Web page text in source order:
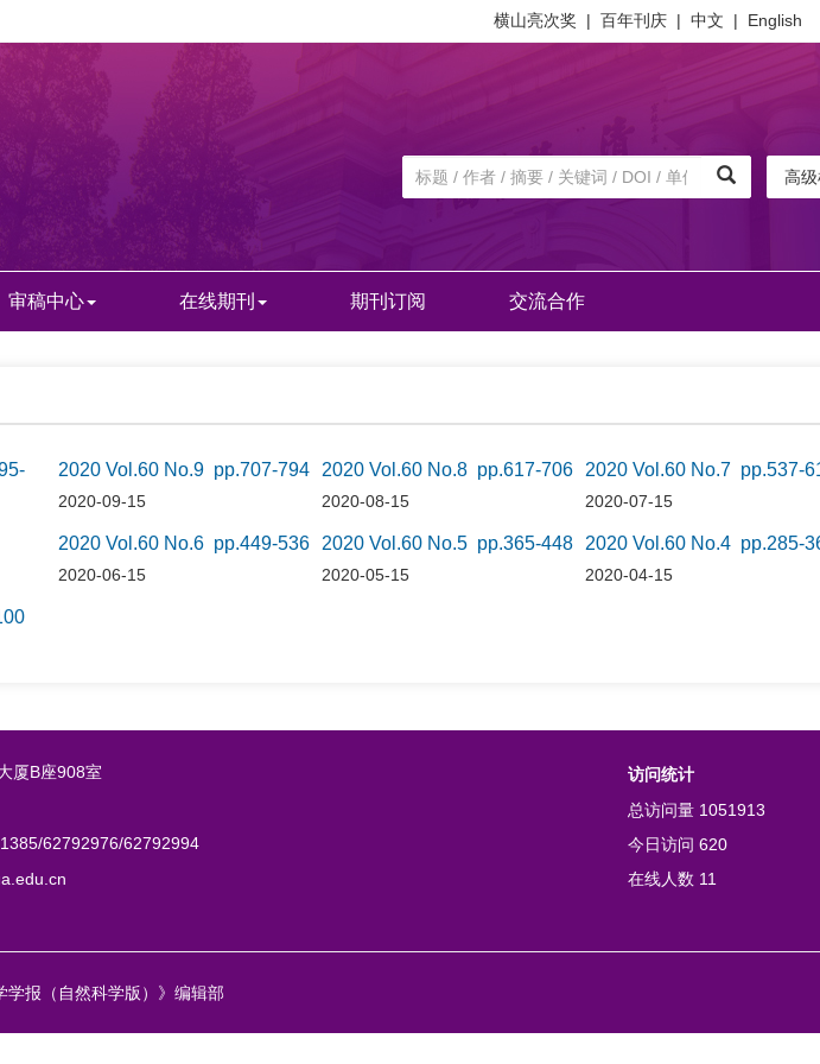
横山亮次奖 | 百年刊庆 | 中文 | English
高
审稿中心 在线期刊 期刊订阅 交流合作
2020 Vol.60 No.9 pp.707-794
2020-09-15
2020 Vol.60 No.8 pp.617-706
2020-08-15
2020 Vol.60 No.7 pp.537-
2020-07-15
2020 Vol.60 No.6 pp.449-536
2020-06-15
2020 Vol.60 No.5 pp.365-448
2020-05-15
2020 Vol.60 No.4 pp.285-
2020-04-15
厦B座908室
62792976/62792994
访问统计
总访问量 1051913
今日访问 620
在线人数 11
学报（自然科学版）》编辑部